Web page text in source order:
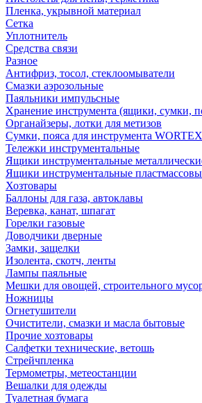
Пленка, укрывной материал
Сетка
Уплотнитель
Средства связи
Разное
Антифриз, тосол, стеклоомыватели
Смазки аэрозольные
Паяльники импульсные
Хранение инструмента (ящики, сумки,
Органайзеры, лотки для метизов
Сумки, пояса для инструмента WORTEX
Тележки инструментальные
Ящики инструментальные
Ящики инструментальные
Хозтовары
Баллоны для газа, автоклавы
Веревка, канат, шпагат
Горелки газовые
Доводчики дверные
Замки, защелки
Изолента, скотч, ленты
Лампы паяльные
Мешки для овощей, строительного
Ножницы
Огнетушители
Очистители, смазки и масла бытовые
Прочие хозтовары
Салфетки технические, ветошь
Стрейчпленка
Термометры, метеостанции
Вешалки для одежды
Туалетная бумага